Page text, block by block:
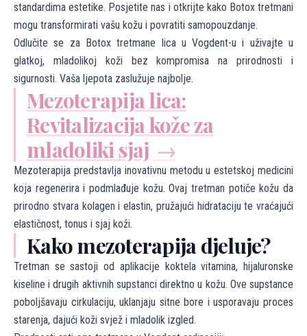
standardima estetike. Posjetite nas i otkrijte kako Botox tretmani
mogu transformirati vašu kožu i povratiti samopouzdanje.
Odlučite se za Botox tretmane lica u Vogdent-u i uživajte u
glatkoj, mladolikoj koži bez kompromisa na prirodnosti i
sigurnosti. Vaša ljepota zaslužuje najbolje.
Mezoterapija lica:
Revitalizacija kože za
mladoliki sjaj
Mezoterapija predstavlja inovativnu metodu u estetskoj medicini
koja regenerira i podmlađuje kožu. Ovaj tretman potiče kožu da
prirodno stvara kolagen i elastin, pružajući hidrataciju te vraćajući
elastičnost, tonus i sjaj koži.
Kako mezoterapija djeluje?
Tretman se sastoji od aplikacije koktela vitamina, hijaluronske
kiseline i drugih aktivnih supstanci direktno u kožu. Ove supstance
poboljšavaju cirkulaciju, uklanjaju sitne bore i usporavaju proces
starenja, dajući koži svjež i mladolik izgled.